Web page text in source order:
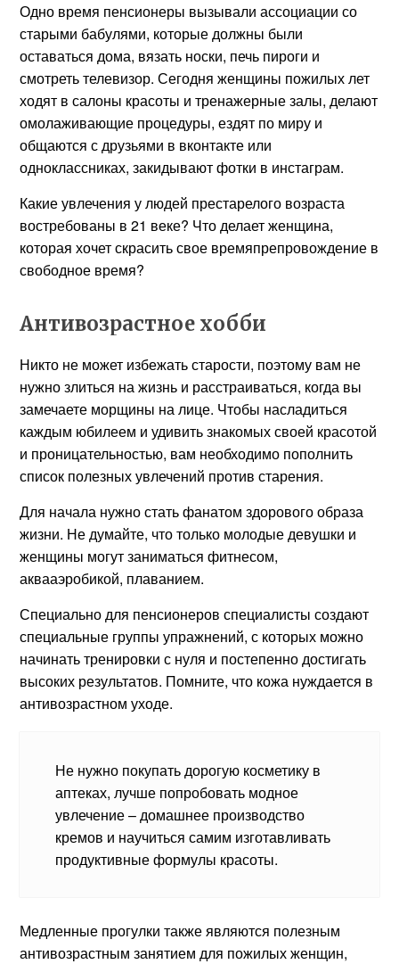
Одно время пенсионеры вызывали ассоциации со
старыми бабулями, которые должны были
оставаться дома, вязать носки, печь пироги и
смотреть телевизор. Сегодня женщины пожилых лет
ходят в салоны красоты и тренажерные залы, делают
омолаживающие процедуры, ездят по миру и
общаются с друзьями в вконтакте или
одноклассниках, закидывают фотки в инстаграм.
Какие увлечения у людей престарелого возраста
востребованы в 21 веке? Что делает женщина,
которая хочет скрасить свое времяпрепровождение в
свободное время?
Антивозрастное хобби
Никто не может избежать старости, поэтому вам не
нужно злиться на жизнь и расстраиваться, когда вы
замечаете морщины на лице. Чтобы насладиться
каждым юбилеем и удивить знакомых своей красотой
и проницательностью, вам необходимо пополнить
список полезных увлечений против старения.
Для начала нужно стать фанатом здорового образа
жизни. Не думайте, что только молодые девушки и
женщины могут заниматься фитнесом,
аквааэробикой, плаванием.
Специально для пенсионеров специалисты создают
специальные группы упражнений, с которых можно
начинать тренировки с нуля и постепенно достигать
высоких результатов. Помните, что кожа нуждается в
антивозрастном уходе.
Не нужно покупать дорогую косметику в
аптеках, лучше попробовать модное
увлечение – домашнее производство
кремов и научиться самим изготавливать
продуктивные формулы красоты.
Медленные прогулки также являются полезным
антивозрастным занятием для пожилых женщин,